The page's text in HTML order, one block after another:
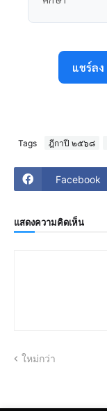
แชร์ลง
Tags ฎีกาปี ๒๕๖๘
Facebook
แสดงความคิดเห็น
ใหม่กว่า